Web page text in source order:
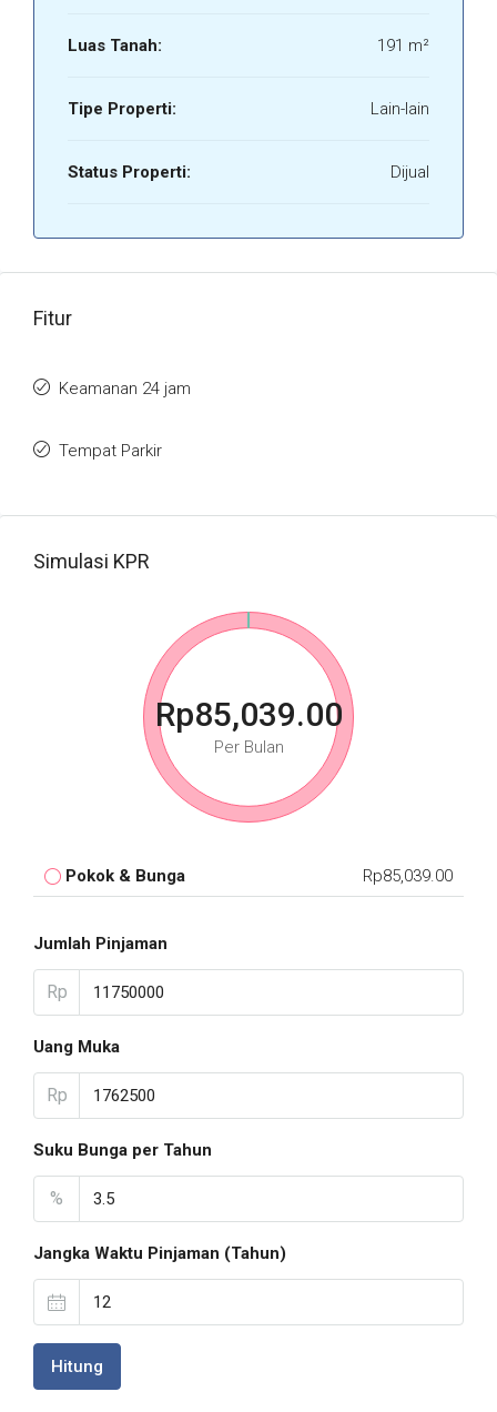
Luas Tanah: 191 m²
Tipe Properti: Lain-lain
Status Properti: Dijual
Fitur
Keamanan 24 jam
Tempat Parkir
Simulasi KPR
Rp85,039.00
Per Bulan
Pokok & Bunga Rp85,039.00
Jumlah Pinjaman
Rp
Uang Muka
Rp
Suku Bunga per Tahun
%
Jangka Waktu Pinjaman (Tahun)
Hitung